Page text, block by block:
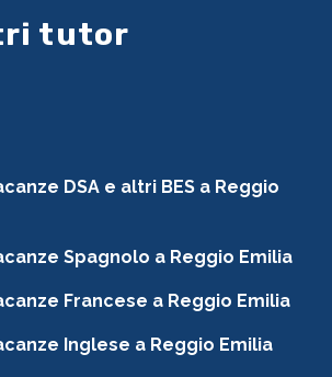
tutor
DSA e altri BES a Reggio
Spagnolo a Reggio Emilia
Francese a Reggio Emilia
Inglese a Reggio Emilia